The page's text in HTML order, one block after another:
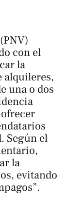
con el
la
alquileres,
una o dos
Según el
la
evitando